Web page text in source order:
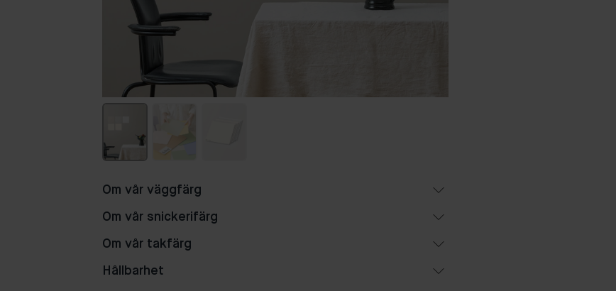
Om vår väggfärg
Om vår snickerifärg
Om vår takfärg
Hållbarhet